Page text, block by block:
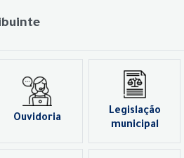
Ouvidoria
Legislação
municipal